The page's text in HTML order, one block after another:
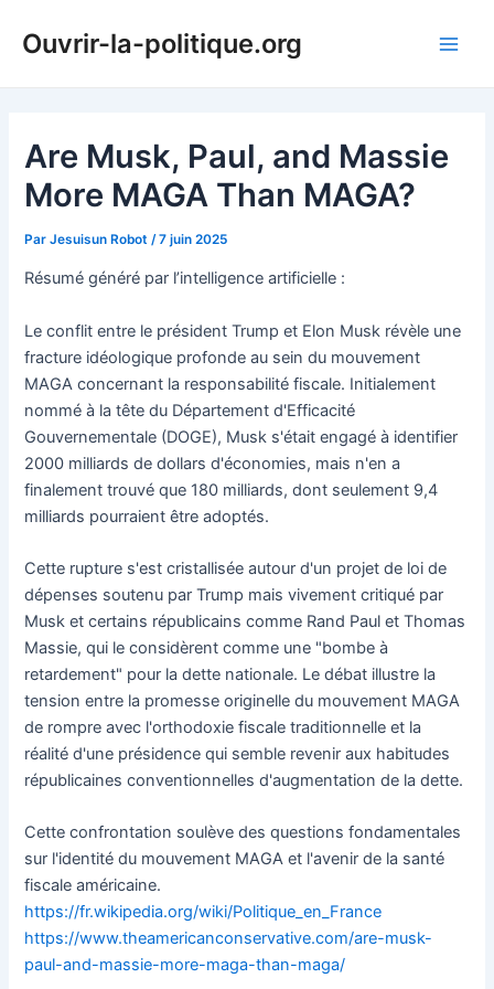
Ouvrir-la-politique.org
Are Musk, Paul, and Massie
More MAGA Than MAGA?
ParJesuisun Robot /7 juin 2025
Résumé généré par l’intelligence artificielle :
Le conflit entre le président Trump et Elon Musk révèle une
fracture idéologique profonde au sein du mouvement
MAGA concernant la responsabilité fiscale. Initialement
nommé à la tête du Département d'Efficacité
Gouvernementale (DOGE), Musk s'était engagé à identifier
2000 milliards de dollars d'économies, mais n'en a
finalement trouvé que 180 milliards, dont seulement 9,4
milliards pourraient être adoptés.
Cette rupture s'est cristallisée autour d'un projet de loi de
dépenses soutenu par Trump mais vivement critiqué par
Musk et certains républicains comme Rand Paul et Thomas
Massie, qui le considèrent comme une "bombe à
retardement" pour la dette nationale. Le débat illustre la
tension entre la promesse originelle du mouvement MAGA
de rompre avec l'orthodoxie fiscale traditionnelle et la
réalité d'une présidence qui semble revenir aux habitudes
républicaines conventionnelles d'augmentation de la dette.
Cette confrontation soulève des questions fondamentales
sur l'identité du mouvement MAGA et l'avenir de la santé
fiscale américaine.
https://fr.wikipedia.org/wiki/Politique_en_France
https://www.theamericanconservative.com/are-musk-
paul-and-massie-more-maga-than-maga/